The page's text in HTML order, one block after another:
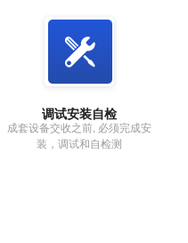
调试安装自检
成套设备交收之前, 必须完成安
装，调试和自检测